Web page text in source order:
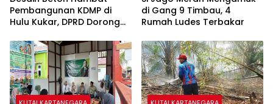
Pembangunan KDMP di
Hulu Kukar, DPRD Dorong
di Gang 9 Timbau, 4
Rumah Ludes Terbakar